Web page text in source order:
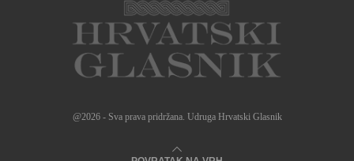
@2026 - Sva prava pridržana. Udruga Hrvatski Glasnik